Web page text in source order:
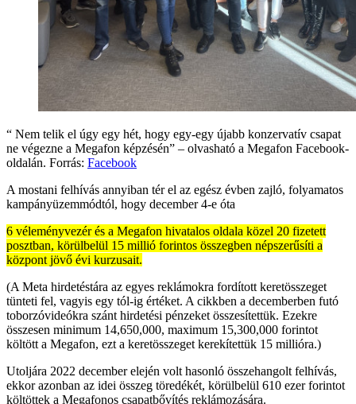
“ Nem telik el úgy egy hét, hogy egy-egy újabb konzervatív csapat
ne végezne a Megafon képzésén” – olvasható a Megafon Facebook-
oldalán. Forrás: Facebook
A mostani felhívás annyiban tér el az egész évben zajló, folyamatos
kampányüzemmódtól, hogy december 4-e óta
6 véleményvezér és a Megafon hivatalos oldala közel 20 fizetett
posztban, körülbelül 15 millió forintos összegben népszerűsíti a
központ jövő évi kurzusait.
(A Meta hirdetéstára az egyes reklámokra fordított keretösszeget
tünteti fel, vagyis egy tól-ig értéket. A cikkben a decemberben futó
toborzóvideókra szánt hirdetési pénzeket összesítettük. Ezekre
összesen minimum 14,650,000, maximum 15,300,000 forintot
költött a Megafon, ezt a keretösszeget kerekítettük 15 millióra.)
Utoljára 2022 december elején volt hasonló összehangolt felhívás,
ekkor azonban az idei összeg töredékét, körülbelül 610 ezer forintot
költöttek a Megafonos csapatbővítés reklámozására.